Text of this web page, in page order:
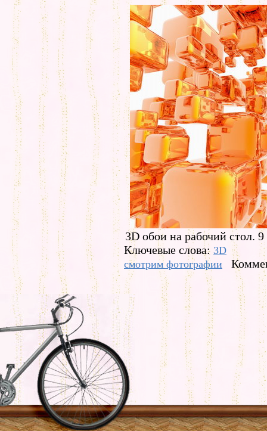
3D обои на рабочий стол.
Ключевые слова: 3D
смотрим фотографии